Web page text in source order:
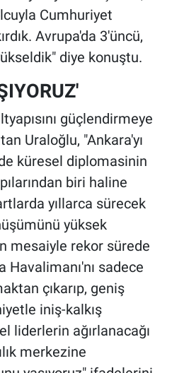
Cumhuriyet
Avrupa'da 3'üncü,
diye konuştu.
güçlendirmeye
Uraloğlu, "Ankara'yı
küresel diplomasinin
biri haline
yıllarca sürecek
yüksek
mesaiyle rekor sürede
sadece
çıkarıp, geniş
iniş-kalkış
liderlerin ağırlanacağı
merkezine